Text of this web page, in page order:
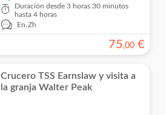
Duración desde 3 horas 30 minutos
hasta 4 horas
En,Zh
75,00 €
Crucero TSS Earnslaw y visita a
la granja Walter Peak